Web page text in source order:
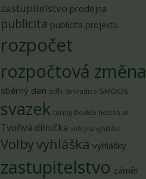
zastupitelstvo prodejna
publicita publicita projektu
rozpočet
rozpočtová změna
sběrný den sdh Smiradice SMOOS
svazek turnaj člověče nezlob se
Tvořivá dílnička veřejná vyhláška
Volbyvyhláška vyhlášky
zastupitelstvo záměr